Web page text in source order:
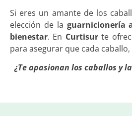
Si eres un amante de los
elección de la guarnicionería
bienestar. En Curtisurte
para asegurar que cada
¿Te apasionan los caballos y